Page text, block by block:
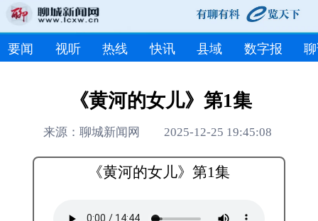
要闻 视听 热线 快讯 县域 数字报
《黄河的女儿》第1集
来源：聊城新闻网 2025-12-25 19:45:08
《黄河的女儿》第1集